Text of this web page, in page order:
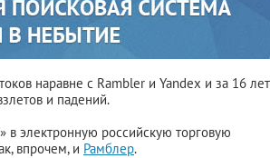
наравне с Rambler и Yandex и за 16 лет
и падений.
в электронную российскую торговую
впрочем, и Рамблер.